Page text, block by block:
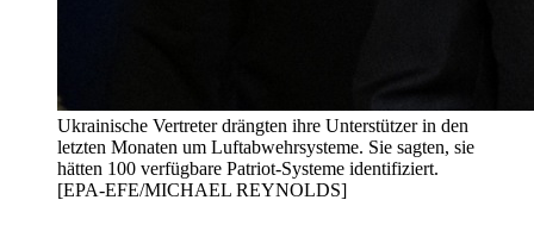
Ukrainische Vertreter drängten ihre Unterstützer in den
letzten Monaten um Luftabwehrsysteme. Sie sagten, sie
hätten 100 verfügbare Patriot-Systeme identifiziert.
[EPA-EFE/MICHAEL REYNOLDS]